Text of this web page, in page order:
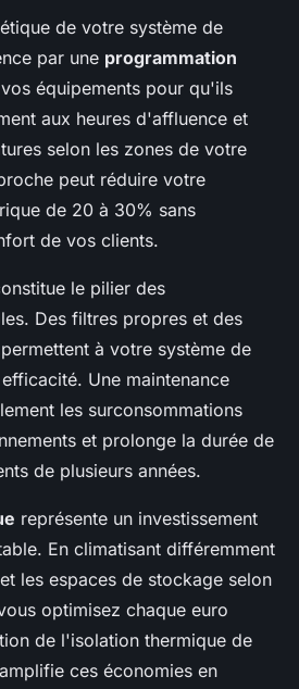
de votre système de
par une programmation
équipements pour qu'ils
aux heures d'affluence et
selon les zones de votre
peut réduire votre
de 20 à 30% sans
de vos clients.
le pilier des
Des filtres propres et des
à votre système de
Une maintenance
les surconsommations
et prolonge la durée de
de plusieurs années.
représente un investissement
En climatisant différemment
les espaces de stockage selon
optimisez chaque euro
de l'isolation thermique de
ces économies en